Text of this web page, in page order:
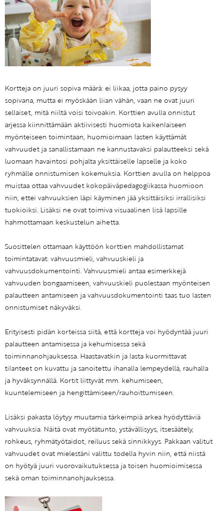
Kortteja on juuri sopiva määrä: ei liikaa, jotta paino pysyy
sopivana, mutta ei myöskään liian vähän, vaan ne ovat juuri
sellaiset, mitä niiltä voisi toivoakin. Korttien avulla onnistut
arjessa kiinnittämään aktiivisesti huomiota kaikenlaiseen
myönteiseen toimintaan, huomioimaan lasten käyttämät
vahvuudet ja sanallistamaan ne kannustavaksi palautteeksi sekä
luomaan havaintosi pohjalta yksittäiselle lapselle ja koko
ryhmälle onnistumisen kokemuksia. Korttien avulla on helppoa
muistaa ottaa vahvuudet kokopäiväpedagogiikassa huomioon
niin, ettei vahvuuksien läpi käyminen jää yksittäisiksi irrallisiksi
tuokioiksi. Lisäksi ne ovat toimiva visuaalinen lisä lapsille
hahmottamaan keskustelun aihetta.
Suosittelen ottamaan käyttöön korttien mahdollistamat
toimintatavat: vahvuusmieli, vahvuuskieli ja
vahvuusdokumentointi. Vahvuusmieli antaa esimerkkejä
vahvuuden bongaamiseen, vahvuuskieli puolestaan myönteisen
palautteen antamiseen ja vahvuusdokumentointi taas tuo lasten
onnistumiset näkyväksi.
Erityisesti pidän korteissa siitä, että kortteja voi hyödyntää juuri
palautteen antamisessa ja kehumisessa sekä
toiminnanohjauksessa. Haastavatkin ja lasta kuormittavat
tilanteet on kuvattu ja sanoitettu ihanalla lempeydellä, rauhalla
ja hyväksynnällä. Kortit liittyvät mm. kehumiseen,
kuuntelemiseen ja hengittämiseen/rauhoittumiseen.
Lisäksi pakasta löytyy muutamia tärkeimpiä arkea hyödyttäviä
vahvuuksia. Näitä ovat myötätunto, ystävällisyys, itsesäätely,
rohkeus, ryhmätyötaidot, reiluus sekä sinnikkyys. Pakkaan valitut
vahvuudet ovat mielestäni valittu todella hyvin niin, että niistä
on hyötyä juuri vuorovaikutuksessa ja toisen huomioimisessa
sekä oman toiminnanohjauksessa.